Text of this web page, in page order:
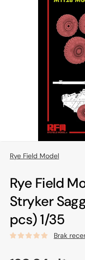
Rye Field Model
Rye Field
Stryker
pcs) 1/35
Brak